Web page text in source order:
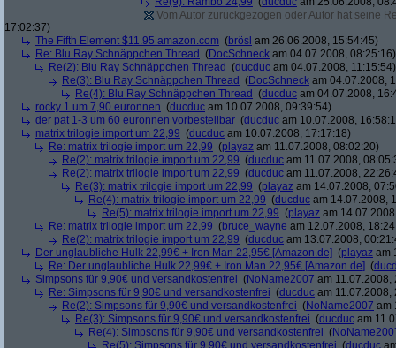
Vom Autor zurückgezogen oder Autor hat seine
17:02:37)
The Fifth Element $11.95 amazon.com (brösl am 26.06.2008, 15:54:45)
Re: Blu Ray Schnäppchen Thread (DocSchneck am 04.07.2008, 08:25:16)
Re(2): Blu Ray Schnäppchen Thread (ducduc am 04.07.2008, 11:15:54)
Re(3): Blu Ray Schnäppchen Thread (DocSchneck am 04.07.2008,
Re(4): Blu Ray Schnäppchen Thread (ducduc am 04.07.2008,
rocky 1 um 7,90 euronnen (ducduc am 10.07.2008, 09:39:54)
der pat 1-3 um 60 euronnen vorbestellbar (ducduc am 10.07.2008,
matrix trilogie import um 22,99 (ducduc am 10.07.2008, 17:17:18)
Re: matrix trilogie import um 22,99 (playaz am 11.07.2008, 08:02:20)
Re(2): matrix trilogie import um 22,99 (ducduc am 11.07.2008,
Re(2): matrix trilogie import um 22,99 (ducduc am 11.07.2008,
Re(3): matrix trilogie import um 22,99 (playaz am 14.07.2008,
Re(4): matrix trilogie import um 22,99 (ducduc am 14.07.2008,
Re(5): matrix trilogie import um 22,99 (playaz am
Re: matrix trilogie import um 22,99 (bruce_wayne am 12.07.2008,
Re(2): matrix trilogie import um 22,99 (ducduc am 13.07.2008,
Der unglaubliche Hulk 22,99€ + Iron Man 22,95€ [Amazon.de] (playaz am
Re: Der unglaubliche Hulk 22,99€ + Iron Man 22,95€ [Amazon.de] (
Simpsons für 9,90€ und versandkostenfrei (NoName2007 am 11.07.2008,
Re: Simpsons für 9,90€ und versandkostenfrei (ducduc am 11.07.2008,
Re(2): Simpsons für 9,90€ und versandkostenfrei (NoName2007 am
Re(3): Simpsons für 9,90€ und versandkostenfrei (ducduc am
Re(4): Simpsons für 9,90€ und versandkostenfrei (
Re(5): Simpsons für 9,90€ und versandkostenfrei (ducduc